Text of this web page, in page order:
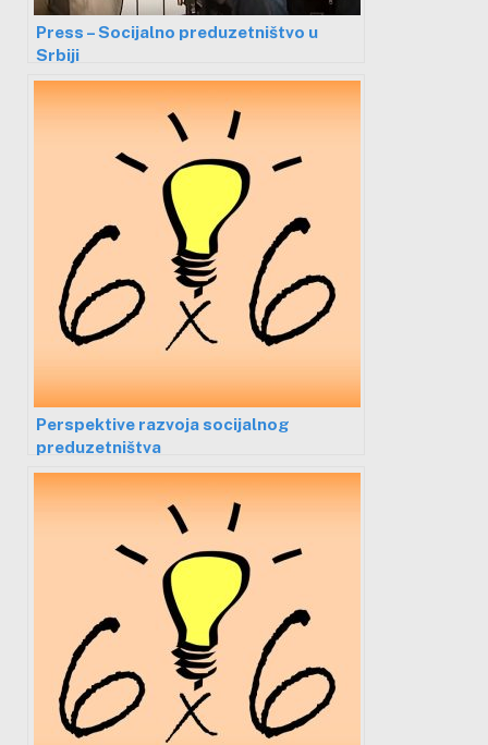
Press – Socijalno preduzetništvo u
Srbiji
Perspektive razvoja socijalnog
preduzetništva